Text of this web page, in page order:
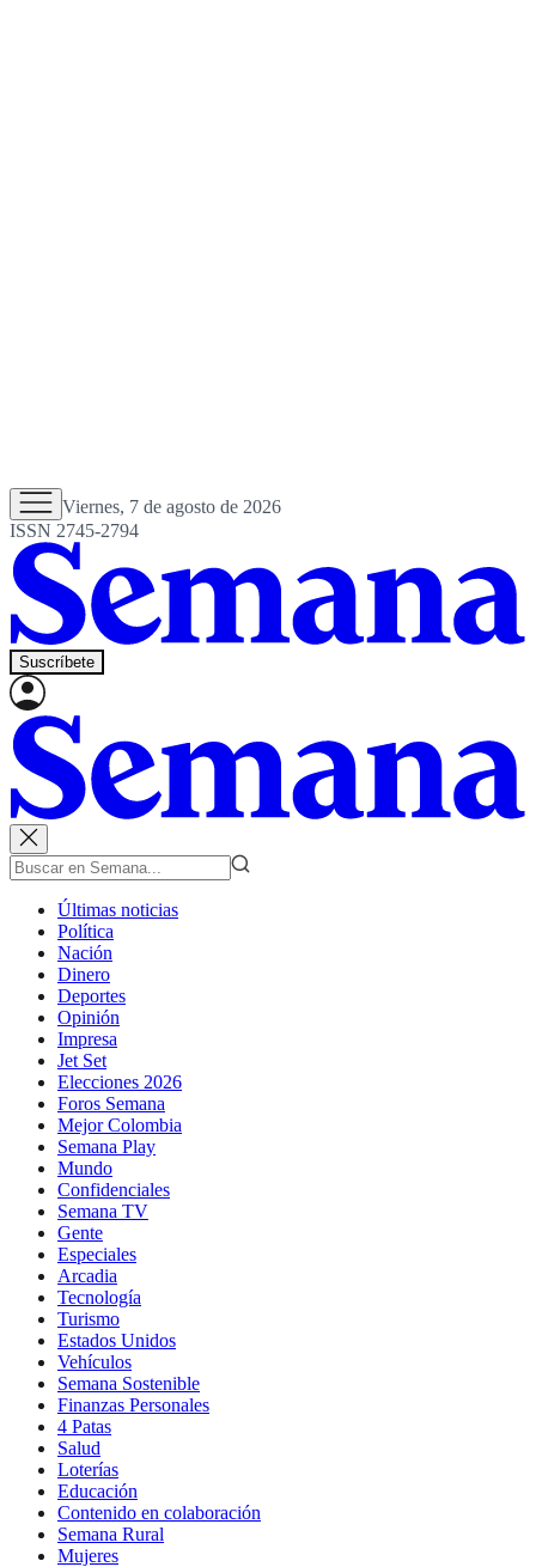
Viernes, 7 de agosto de 2026
ISSN 2745-2794
Suscríbete
Últimas noticias
Política
Nación
Dinero
Deportes
Opinión
Impresa
Jet Set
Elecciones 2026
Foros Semana
Mejor Colombia
Semana Play
Mundo
Confidenciales
Semana TV
Gente
Especiales
Arcadia
Tecnología
Turismo
Estados Unidos
Vehículos
Semana Sostenible
Finanzas Personales
4 Patas
Salud
Loterías
Educación
Contenido en colaboración
Semana Rural
Mujeres